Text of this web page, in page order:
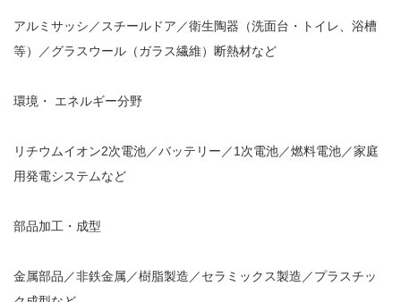
アルミサッシ／スチールドア／衛生陶器（洗面台・トイレ、浴槽
等）／グラスウール（ガラス繊維）断熱材など
環境・ エネルギー分野
リチウムイオン2次電池／バッテリー／1次電池／燃料電池／家庭
用発電システムなど
部品加工・成型
金属部品／非鉄金属／樹脂製造／セラミックス製造／プラスチッ